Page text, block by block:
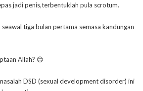
jadi penis,terbentuklah pula scrotum.
tiga bulan pertama semasa kandungan
Allah? 😊
DSD (sexual development disorder) ini